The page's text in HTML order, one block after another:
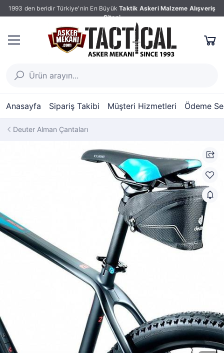
1993 den beridir Türkiye'nin En Büyük Taktik Askeri Malzeme Alışveriş
Sitesi
Anasayfa Sipariş Takibi Müşteri Hizmetleri Ödeme
Deuter Alman Çantaları